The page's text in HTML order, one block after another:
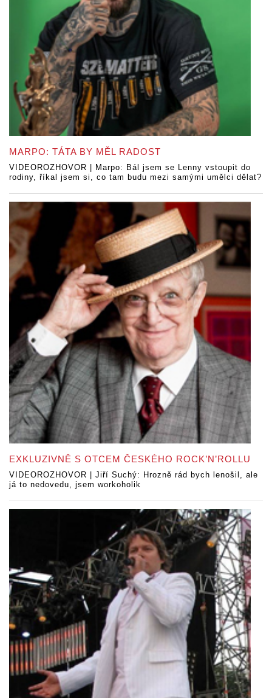
MARPO: TÁTA BY MĚL RADOST
VIDEOROZHOVOR | Marpo: Bál jsem se Lenny vstoupit do
rodiny, říkal jsem si, co tam budu mezi samými umělci dělat?
EXKLUZIVNĚ S OTCEM ČESKÉHO ROCK’N’ROLLU
VIDEOROZHOVOR | Jiří Suchý: Hrozně rád bych lenošil, ale
já to nedovedu, jsem workoholik